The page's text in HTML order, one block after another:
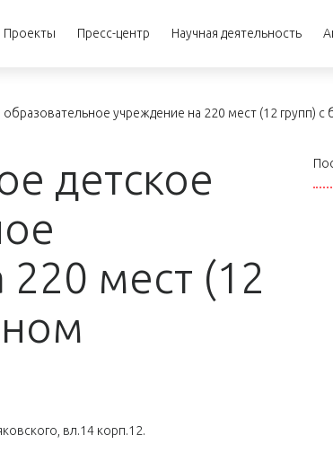
Проекты Пресс-центр Научная деятельность
учреждение на 220 мест (12 групп) с
детское
мест (12
вл.14 корп.12.